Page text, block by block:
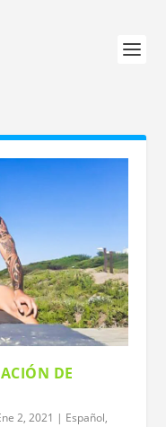
DE
2, 2021 | Español,